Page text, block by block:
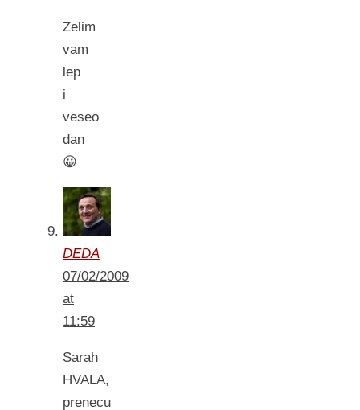
Zelim
vam
lep
i
veseo
dan
😀
DEDA
07/02/2009
at
11:59
Sarah
HVALA,
prenecu